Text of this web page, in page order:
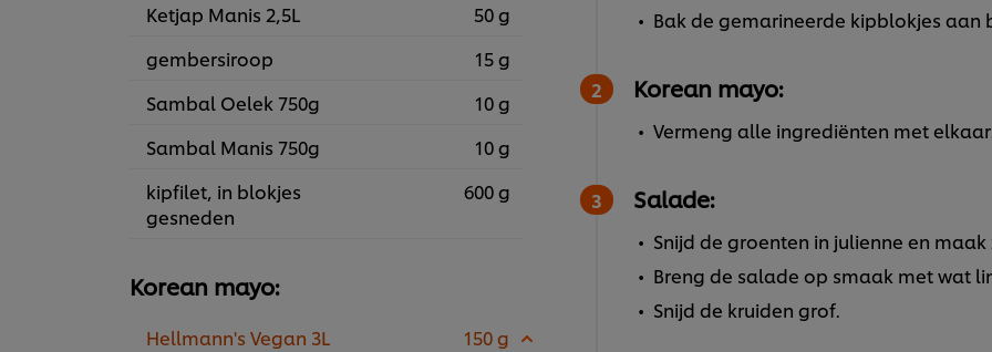
Ketjap Manis 2,5L
50 g
gembersiroop
15 g
Sambal Oelek 750g
10 g
Sambal Manis 750g
10 g
kipfilet, in blokjes
gesneden
600 g
Korean mayo:
Hellmann's Vegan 3L 150 g
Bak de gemarineerde kipblokjes aan
Korean mayo:
Vermeng alle ingrediënten met
Salade:
Snijd de groenten in julienne en
Breng de salade op smaak met wat
Snijd de kruiden grof.